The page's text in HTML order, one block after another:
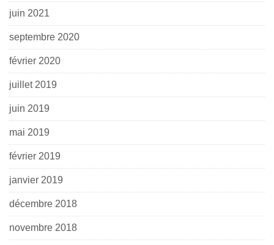
juin 2021
septembre 2020
février 2020
juillet 2019
juin 2019
mai 2019
février 2019
janvier 2019
décembre 2018
novembre 2018